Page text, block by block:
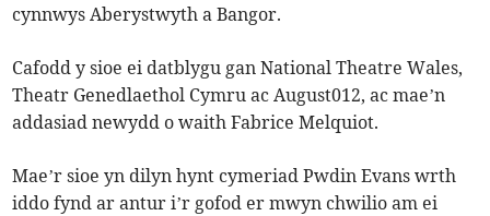
cynnwys Aberystwyth a Bangor.
Cafodd y sioe ei datblygu gan National Theatre Wales,
Theatr Genedlaethol Cymru ac August012, ac mae’n
addasiad newydd o waith Fabrice Melquiot.
Mae’r sioe yn dilyn hynt cymeriad Pwdin Evans wrth
iddo fynd ar antur i’r gofod er mwyn chwilio am ei